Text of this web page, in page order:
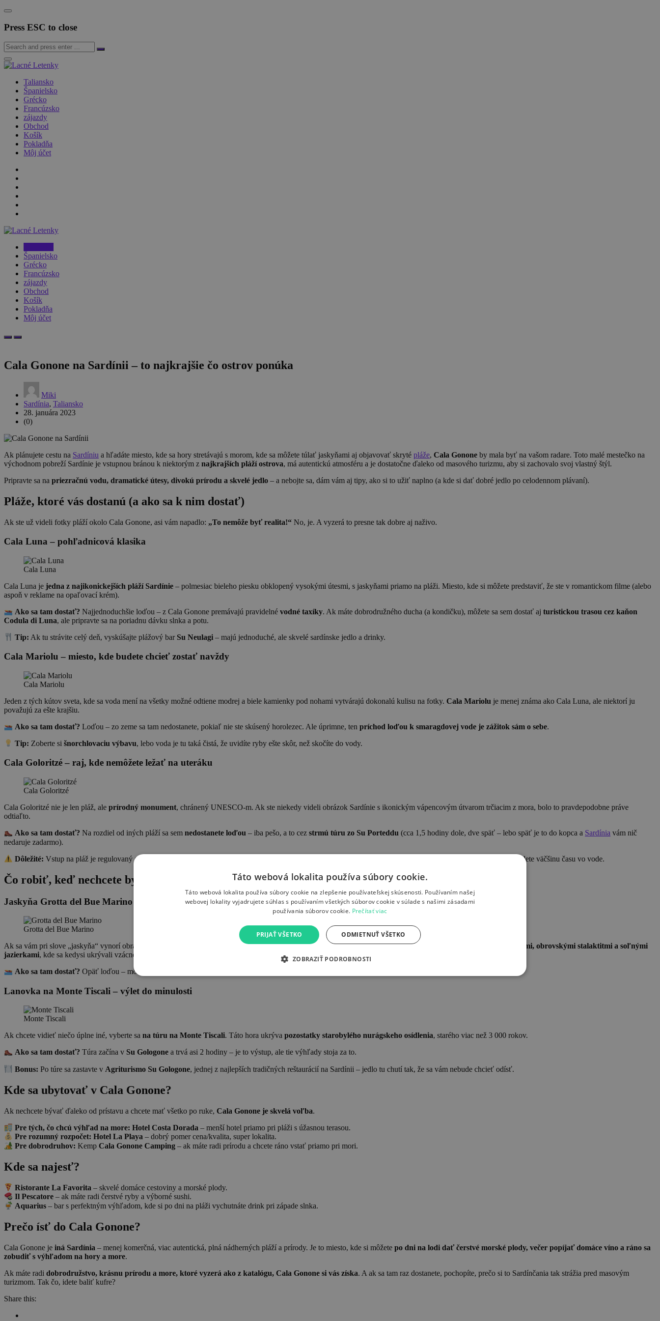
Press ESC to close
Taliansko
Španielsko
Grécko
Francúzsko
zájazdy
Obchod
Košík
Pokladňa
Môj účet
Španielsko
Grécko
Francúzsko
zájazdy
Obchod
Košík
Pokladňa
Môj účet
Cala Gonone na Sardínii – to najkrajšie čo ostrov ponúka
Miki
Sardínia, Taliansko
28. januára 2023
(0)
Ak plánujete cestu na Sardíniu a hľadáte miesto, kde sa hory stretávajú s morom, kde sa môžete túlať jaskyňami aj objavovať skryté pláže, Cala Gonone by mala byť na vašom radare. Toto malé mestečko na
východnom pobreží Sardínie je vstupnou bránou k niektorým z najkrajších pláží ostrova, má autentickú atmosféru a je dostatočne ďaleko od masového turizmu, aby si zachovalo svoj vlastný štýl.
Pripravte sa na priezračnú vodu, dramatické útesy, divokú prírodu a skvelé jedlo – a nebojte sa, dám vám aj tipy, ako si to užiť naplno (a kde si dať dobré jedlo po celodennom plávaní).
Pláže, ktoré vás dostanú (a ako sa k nim dostať)
Ak ste už videli fotky pláží okolo Cala Gonone, asi vám napadlo: „To nemôže byť realita!“ No, je. A vyzerá to presne tak dobre aj naživo.
Cala Luna – pohľadnicová klasika
Cala Luna
Cala Luna je jedna z najikonickejších pláží Sardínie – polmesiac bieleho piesku obklopený vysokými útesmi, s jaskyňami priamo na pláži. Miesto, kde si môžete predstaviť, že ste v romantickom filme (alebo
aspoň v reklame na opaľovací krém).
Ako sa tam dostať? Najjednoduchšie loďou – z Cala Gonone premávajú pravidelnévodné taxíky. Ak máte dobrodružného ducha (a kondičku), môžete sa sem dostať ajturistickou trasou cez kaňon
Codula di Luna, ale pripravte sa na poriadnu dávku slnka a potu.
Tip: Ak tu strávite celý deň, vyskúšajte plážový bar Su Neulagi – majú jednoduché, ale skvelé sardínske jedlo a drinky.
Cala Mariolu – miesto, kde budete chcieť zostať navždy
Cala Mariolu
Jeden z tých kútov sveta, kde sa voda mení na všetky možné odtiene modrej a biele kamienky pod nohami vytvárajú dokonalú kulisu na fotky. Cala Mariolu je menej známa ako Cala Luna, ale niektorí ju
považujú za ešte krajšiu.
Ako sa tam dostať? Loďou – zo zeme sa tam nedostanete, pokiaľ nie ste skúsený horolezec. Ale úprimne, tenpríchod loďou k smaragdovej vode je zážitok sám o sebe.
Tip: Zoberte sišnorchlovaciu výbavu, lebo voda je tu taká čistá, že uvidíte ryby ešte skôr, než skočíte do vody.
Cala Goloritzé – raj, kde nemôžete ležať na uteráku
Cala Goloritzé
Cala Goloritzé nie je len pláž, ale prírodný monument, chránený UNESCO-m. Ak ste niekedy videli obrázok Sardínie s ikonickým vápencovým útvarom trčiacim z mora, bolo to pravdepodobne práve
odtiaľto.
Ako sa tam dostať? Na rozdiel od iných pláží sa semnedostanete loďou – iba pešo, a to cezstrmú túru zo Su Porteddu (cca 1,5 hodiny dole, dve späť – lebo späť je to do kopca a Sardínia vám nič
nedaruje zadarmo).
Dôležité: Vstup na pláž je regulovaný a musíte si (okolo 6 €). A áno, nemôžete si rozložiť uterák a len tak ležať – ale verte mi, aj tak budete väčšinu času vo vode.
Čo robiť, keď nechcete byť celý deň na pláži?
Jaskyňa Grotta del Bue Marino
Grotta del Bue Marino
Ak sa vám pri slove „jaskyňa“ vynorí obraz tmavej diery plnej netopierov, zabudnite na to.Grotta del Bue Marinoje nádhernámorská jaskyňa s podzemnými riekami, obrovskými stalaktitmi a soľnými
jazierkami, kde sa kedysi ukrývali vzácne tulene mníšske.
Ako sa tam dostať? Opäť loďou – môžete si kúpiť kombinovaný výlet
Lanovka na Monte Tiscali – výlet do minulosti
Monte Tiscali
Ak chcete vidieť niečo úplne iné, vyberte sa na túru na Monte Tiscali. Táto hora ukrýva pozostatky starobylého nurágskeho osídlenia, starého viac než 3 000 rokov.
Ako sa tam dostať? Túra začína v Su Gologone a trvá asi 2 hodiny – je to výstup, ale tie výhľady stoja za to.
Bonus: Po túre sa zastavte v Agriturismo Su Gologone, jednej z najlepších tradičných reštaurácií na Sardínii – jedlo tu chutí tak, že sa vám nebude chcieť odísť.
Kde sa ubytovať v Cala Gonone?
Ak nechcete bývať ďaleko od prístavu a chcete mať všetko po ruke, Cala Gonone je skvelá voľba.
Pre tých, čo chcú výhľad na more: Hotel Costa Dorada – menší hotel priamo pri pláži s úžasnou terasou.
Pre rozumný rozpočet: Hotel La Playa – dobrý pomer cena/kvalita, super lokalita.
Pre dobrodruhov: KempCala Gonone Camping – ak máte radi prírodu a chcete ráno vstať priamo pri mori.
Kde sa najesť?
Ristorante La Favorita – skvelé domáce cestoviny a morské plody.
Il Pescatore – ak máte radi čerstvé ryby a výborné sushi.
Aquarius – bar s perfektným výhľadom, kde si po dni na pláži vychutnáte drink pri západe slnka.
Prečo ísť do Cala Gonone?
Cala Gonone je iná Sardínia – menej komerčná, viac autentická, plná nádherných pláží a prírody. Je to miesto, kde si môžete po dni na lodi dať čerstvé morské plody, večer popíjať domáce víno a ráno sa
zobudiť s výhľadom na hory a more.
Ak máte radi dobrodružstvo, krásnu prírodu a more, ktoré vyzerá ako z katalógu, Cala Gonone si vás získa. A ak sa tam raz dostanete, pochopíte, prečo si to Sardínčania tak strážia pred masovým
turizmom. Tak čo, idete baliť kufre?
Share this:
Táto webová lokalita používa súbory cookie.
Táto webová lokalita používa súbory cookie na zlepšenie používateľskej skúsenosti. Používaním našej
webovej lokality vyjadrujete súhlas s používaním všetkých súborov cookie v súlade s našimi zásadami
používania súborov cookie. Prečítať viac
PRIJAŤ VŠETKO ODMIETNUŤ VŠETKO
ZOBRAZIŤ PODROBNOSTI